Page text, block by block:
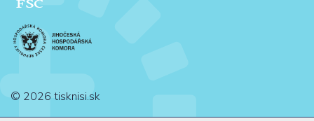
© 2026 tisknisi.sk